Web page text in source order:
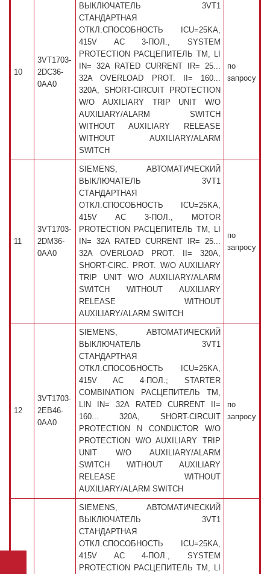
10
3VT1703-
2DC36-
0AA0
ВЫКЛЮЧАТЕЛЬ 3VT1
СТАНДАРТНАЯ
ОТКЛ.СПОСОБНОСТЬ ICU=25KA,
415V AC 3-ПОЛ., SYSTEM
PROTECTION РАСЦЕПИТЕЛЬ TM, LI
IN= 32A RATED CURRENT IR= 25...
32A OVERLOAD PROT. II= 160...
320A, SHORT-CIRCUIT PROTECTION
W/O AUXILIARY TRIP UNIT W/O
AUXILIARY/ALARM SWITCH
WITHOUT AUXILIARY RELEASE
WITHOUT AUXILIARY/ALARM
SWITCH
по
запросу
11
3VT1703-
2DM36-
0AA0
SIEMENS, АВТОМАТИЧЕСКИЙ
ВЫКЛЮЧАТЕЛЬ 3VT1
СТАНДАРТНАЯ
ОТКЛ.СПОСОБНОСТЬ ICU=25KA,
415V AC 3-ПОЛ., MOTOR
PROTECTION РАСЦЕПИТЕЛЬ TM, LI
IN= 32A RATED CURRENT IR= 25...
32A OVERLOAD PROT. II= 320A,
SHORT-CIRC. PROT. W/O AUXILIARY
TRIP UNIT W/O AUXILIARY/ALARM
SWITCH WITHOUT AUXILIARY
RELEASE WITHOUT
AUXILIARY/ALARM SWITCH
по
запросу
12
3VT1703-
2EB46-
0AA0
SIEMENS, АВТОМАТИЧЕСКИЙ
ВЫКЛЮЧАТЕЛЬ 3VT1
СТАНДАРТНАЯ
ОТКЛ.СПОСОБНОСТЬ ICU=25KA,
415V AC 4-ПОЛ.; STARTER
COMBINATION РАСЦЕПИТЕЛЬ TM,
LIN IN= 32A RATED CURRENT II=
160... 320A, SHORT-CIRCUIT
PROTECTION N CONDUCTOR W/O
PROTECTION W/O AUXILIARY TRIP
UNIT W/O AUXILIARY/ALARM
SWITCH WITHOUT AUXILIARY
RELEASE WITHOUT
AUXILIARY/ALARM SWITCH
по
запросу
SIEMENS, АВТОМАТИЧЕСКИЙ
ВЫКЛЮЧАТЕЛЬ 3VT1
СТАНДАРТНАЯ
ОТКЛ.СПОСОБНОСТЬ ICU=25KA,
415V AC 4-ПОЛ., SYSTEM
PROTECTION РАСЦЕПИТЕЛЬ TM, LI